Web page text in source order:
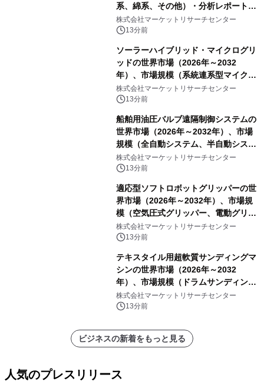
系、綿系、その他）・分析レポートを
発表
株式会社マーケットリサーチセンター
13分前
ソーラーハイブリッド・マイクログリ
ッドの世界市場（2026年～2032
年）、市場規模（系統連系型マイクロ
グリッド、独立型マイクログリッ
ド）・分析レポートを発表
株式会社マーケットリサーチセンター
13分前
船舶用油圧バルブ遠隔制御システムの
世界市場（2026年～2032年）、市場
規模（全自動システム、半自動システ
ム）・分析レポートを発表
株式会社マーケットリサーチセンター
13分前
適応型ソフトロボットグリッパーの世
界市場（2026年～2032年）、市場規
模（空気圧式グリッパー、電動グリッ
パー）・分析レポートを発表
株式会社マーケットリサーチセンター
13分前
テキスタイル用超軟質サンディングマ
シンの世界市場（2026年～2032
年）、市場規模（ドラムサンディング
マシン、ジェットサンディングマシ
ン、ローラーサンディングマシン、そ
株式会社マーケットリサーチセンター
13分前
ビジネスの新着をもっと見る
人気のプレスリリース